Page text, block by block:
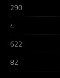
290
4
622
82